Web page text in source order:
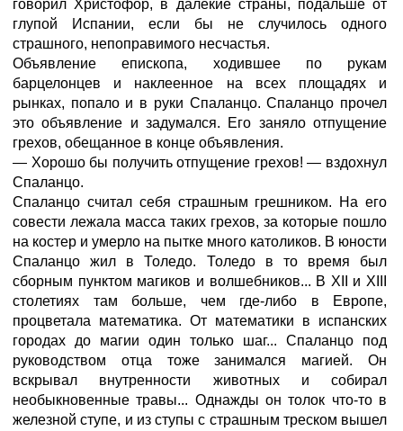
говорил Христофор, в далекие страны, подальше от
глупой Испании, если бы не случилось одного
страшного, непоправимого несчастья.
Объявление епископа, ходившее по рукам
барцелонцев и наклеенное на всех площадях и
рынках, попало и в руки Спаланцо. Спаланцо прочел
это объявление и задумался. Его заняло отпущение
грехов, обещанное в конце объявления.
— Хорошо бы получить отпущение грехов! — вздохнул
Спаланцо.
Спаланцо считал себя страшным грешником. На его
совести лежала масса таких грехов, за которые пошло
на костер и умерло на пытке много католиков. В юности
Спаланцо жил в Толедо. Толедо в то время был
сборным пунктом магиков и волшебников... В XII и XIII
столетиях там больше, чем где-либо в Европе,
процветала математика. От математики в испанских
городах до магии один только шаг... Спаланцо под
руководством отца тоже занимался магией. Он
вскрывал внутренности животных и собирал
необыкновенные травы... Однажды он толок что-то в
железной ступе, и из ступы с страшным треском вышел